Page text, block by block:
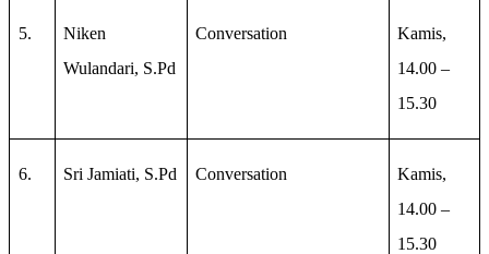
5.
Niken
Wulandari, S.Pd
Conversation
Kamis,
14.00 –
15.30
6. Sri Jamiati, S.Pd Conversation
Kamis,
14.00 –
15.30